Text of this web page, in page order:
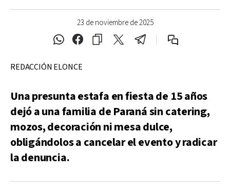
23 de noviembre de 2025
REDACCIÓN ELONCE
Una presunta estafa en fiesta de 15 años
dejó a una familia de Paraná sin catering,
mozos, decoración ni mesa dulce,
obligándolos a cancelar el evento y radicar
la denuncia.